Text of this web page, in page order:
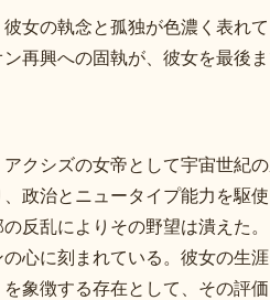
女の執念と孤独が色濃く表れ
再興への固執が、彼女を最後
クシズの女帝として宇宙世紀
政治とニュータイプ能力を駆
反乱によりその野望は潰えた
心に刻まれている。彼女の生
を象徴する存在として、その評